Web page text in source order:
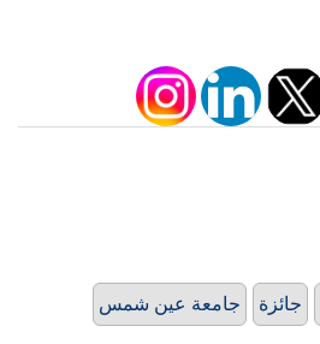
جامعة عين شمس جائزة